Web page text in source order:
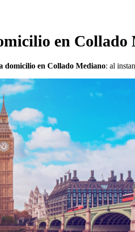
en Collado
domicilio en Collado Mediano: al